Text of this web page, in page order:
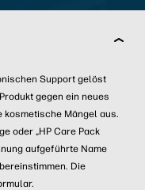
Support gelöst
gegen ein neues
kosmetische Mängel aus.
oder „HP Care Pack
aufgeführte Name
Die